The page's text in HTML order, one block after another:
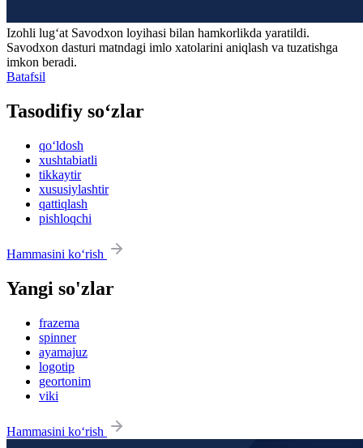
Izohli lugʻat Savodxon loyihasi bilan hamkorlikda yaratildi.
Savodxon dasturi matndagi imlo xatolarini aniqlash va tuzatishga
imkon beradi.
Batafsil
Tasodifiy so‘zlar
qo‘ldosh
xushtabiatli
tikkaytir
xususiylashtir
qattiqlash
pishloqchi
Hammasini ko‘rish
Yangi so'zlar
frazema
spinner
ayamajuz
logotip
geortonim
viki
Hammasini ko‘rish